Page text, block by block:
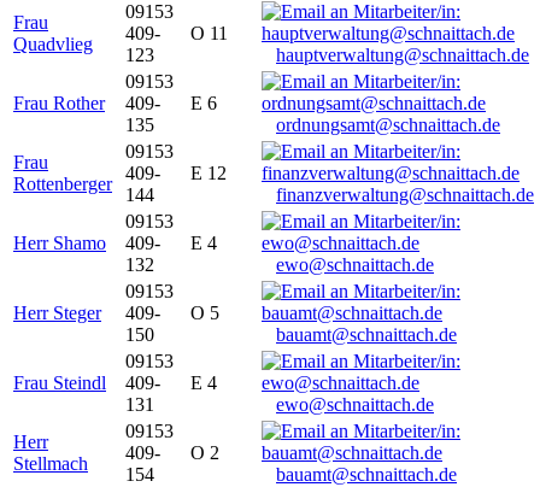
Frau
Quadvlieg
09153
409-
123
O 11
hauptverwaltung@schnaittach.de
Frau Rother
09153
409-
135
E 6
ordnungsamt@schnaittach.de
Frau
Rottenberger
09153
409-
144
E 12
finanzverwaltung@schnaittach.de
Herr Shamo
09153
409-
132
E 4
ewo@schnaittach.de
Herr Steger
09153
409-
150
O 5
bauamt@schnaittach.de
Frau Steindl
09153
409-
131
E 4
ewo@schnaittach.de
Herr
Stellmach
09153
409-
154
O 2
bauamt@schnaittach.de